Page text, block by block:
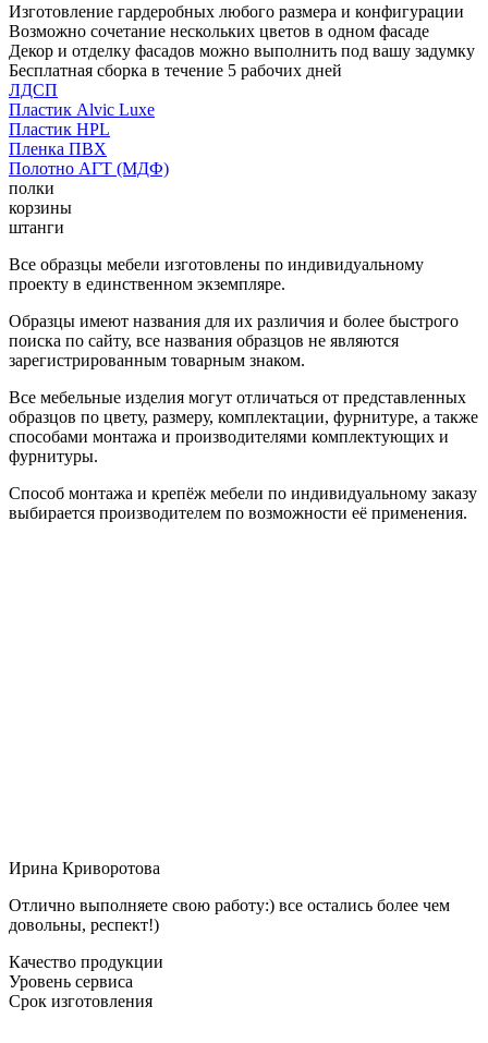
Изготовление гардеробных любого размера и конфигурации
Возможно сочетание нескольких цветов в одном фасаде
Декор и отделку фасадов можно выполнить под вашу задумку
Бесплатная сборка в течение 5 рабочих дней
ЛДСП
Пластик Alvic Luxe
Пластик HPL
Пленка ПВХ
Полотно АГТ (МДФ)
полки
корзины
штанги
Все образцы мебели изготовлены по индивидуальному
проекту в единственном экземпляре.
Образцы имеют названия для их различия и более быстрого
поиска по сайту, все названия образцов не являются
зарегистрированным товарным знаком.
Все мебельные изделия могут отличаться от представленных
образцов по цвету, размеру, комплектации, фурнитуре, а также
способами монтажа и производителями комплектующих и
фурнитуры.
Способ монтажа и крепёж мебели по индивидуальному заказу
выбирается производителем по возможности её применения.
Ирина Криворотова
Отлично выполняете свою работу:) все остались более чем
довольны, респект!)
Качество продукции
Уровень сервиса
Срок изготовления